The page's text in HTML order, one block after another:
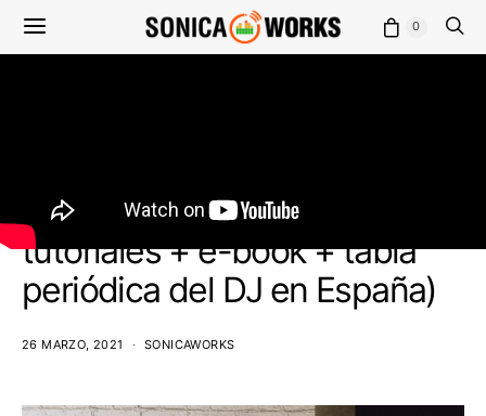
0
DJs: DEEJAY (libro + vídeos
tutoriales + e-book + tabla
periódica del DJ en España)
26 MARZO, 2021 SONICAWORKS